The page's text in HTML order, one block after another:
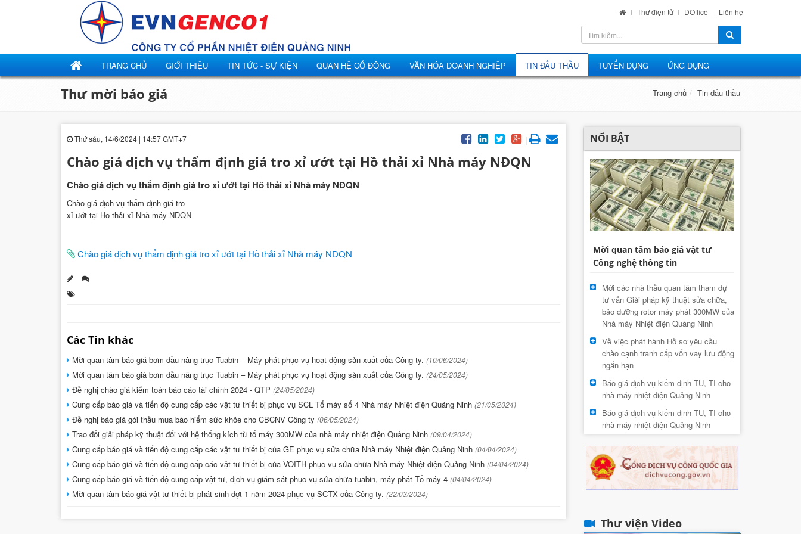
Thư điện tử DOffice Liên hệ
TRANG CHỦ GIỚI THIỆU TIN TỨC - SỰ KIỆN QUAN HỆ CỔ ĐÔNG VĂN HÓA DOANH NGHIỆP TIN ĐẤU THẦU TUYỂN DỤNG ỨNG DỤNG
Thư mời báo giá Trang chủ Tin đấu thầu
Thứ sáu, 14/6/2024 | 14:57 GMT+7 |
Chào giá dịch vụ thẩm định giá tro xỉ ướt tại Hồ thải xỉ Nhà máy NĐQN
Chào giá dịch vụ thẩm định giá tro xỉ ướt tại Hồ thải xỉ Nhà máy NĐQN
Chào giá dịch vụ thẩm định giá tro
xỉ ướt tại Hồ thải xỉ Nhà máy NĐQN
Chào giá dịch vụ thẩm định giá tro xỉ ướt tại Hồ thải xỉ Nhà máy NĐQN
Các Tin khác
Mời quan tâm báo giá bơm dầu nâng trục Tuabin – Máy phát phục vụ hoạt động sản xuất của Công ty. (10/06/2024)
Mời quan tâm báo giá bơm dầu nâng trục Tuabin – Máy phát phục vụ hoạt động sản xuất của Công ty. (24/05/2024)
Đề nghị chào giá kiểm toán báo cáo tài chính 2024 - QTP (24/05/2024)
Cung cấp báo giá và tiến độ cung cấp các vật tư thiết bị phục vụ SCL Tổ máy số 4 Nhà máy Nhiệt điện Quảng Ninh (21/05/2024)
Đề nghị báo giá gói thầu mua bảo hiểm sức khỏe cho CBCNV Công ty (06/05/2024)
Trao đổi giải pháp kỹ thuật đối với hệ thống kích từ tổ máy 300MW của nhà máy nhiệt điện Quảng Ninh (09/04/2024)
Cung cấp báo giá và tiến độ cung cấp các vật tư thiết bị của GE phục vụ sửa chữa Nhà máy Nhiệt điện Quảng Ninh (04/04/2024)
Cung cấp báo giá và tiến độ cung cấp các vật tư thiết bị của VOITH phục vụ sửa chữa Nhà máy Nhiệt điện Quảng Ninh (04/04/2024)
Cung cấp báo giá và tiến độ cung cấp vật tư, dịch vụ giám sát phục vụ sửa chữa tuabin, máy phát Tổ máy 4 (04/04/2024)
Mời quan tâm báo giá vật tư thiết bị phát sinh đợt 1 năm 2024 phục vụ SCTX của Công ty. (22/03/2024)
NỔI BẬT
Mời quan tâm báo giá vật tư
Công nghệ thông tin
Mời các nhà thầu quan tâm tham dự
tư vấn Giải pháp kỹ thuật sửa chữa,
bảo dưỡng rotor máy phát 300MW của
Nhà máy Nhiệt điện Quảng Ninh
Về việc phát hành Hồ sơ yêu cầu
chào cạnh tranh cấp vốn vay lưu động
ngắn hạn
Báo giá dịch vụ kiểm định TU, TI cho
nhà máy nhiệt điện Quảng Ninh
Báo giá dịch vụ kiểm định TU, TI cho
nhà máy nhiệt điện Quảng Ninh
Thư viện Video